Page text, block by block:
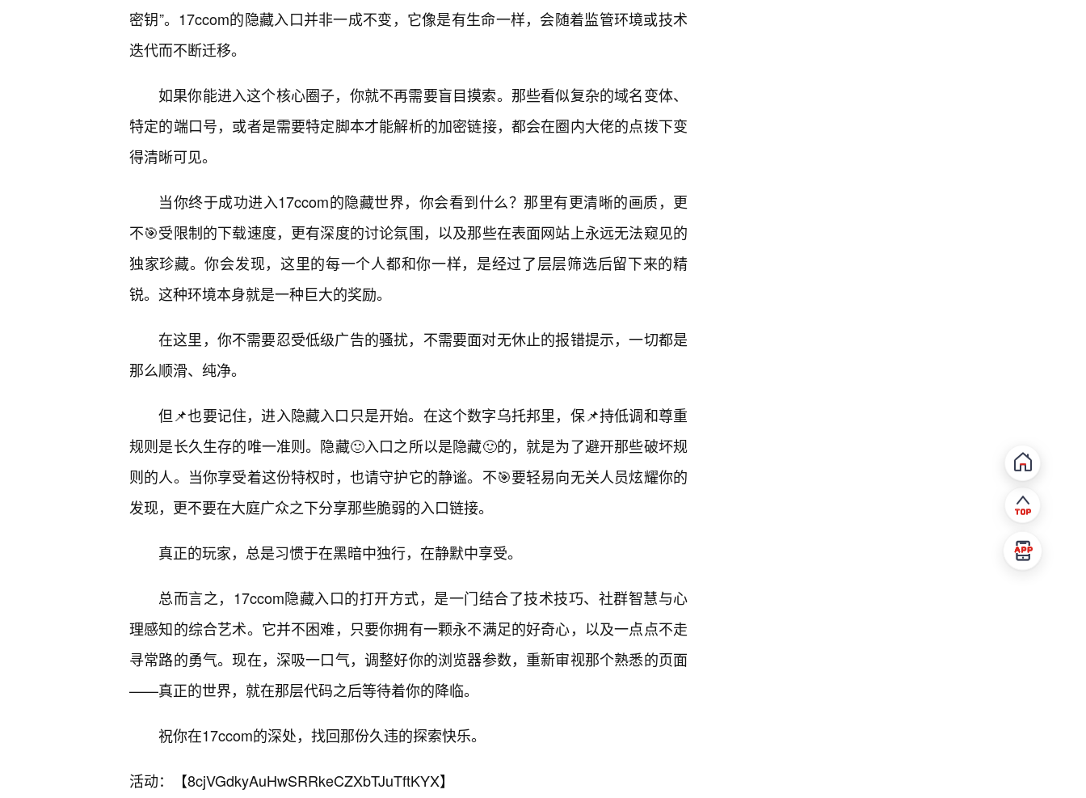
密钥”。17ccom的隐藏入口并非一成不变，它像是有生命一样，会随着监管环境或技术
迭代而不断迁移。
如果你能进入这个核心圈子，你就不再需要盲目摸索。那些看似复杂的域名变体、
特定的端口号，或者是需要特定脚本才能解析的加密链接，都会在圈内大佬的点拨下变
得清晰可见。
当你终于成功进入17ccom的隐藏世界，你会看到什么？那里有更清晰的画质，更
不🎯受限制的下载速度，更有深度的讨论氛围，以及那些在表面网站上永远无法窥见的
独家珍藏。你会发现，这里的每一个人都和你一样，是经过了层层筛选后留下来的精
锐。这种环境本身就是一种巨大的奖励。
在这里，你不需要忍受低级广告的骚扰，不需要面对无休止的报错提示，一切都是
那么顺滑、纯净。
但📌也要记住，进入隐藏入口只是开始。在这个数字乌托邦里，保📌持低调和尊重
规则是长久生存的唯一准则。隐藏🙂入口之所以是隐藏🙂的，就是为了避开那些破坏规
则的人。当你享受着这份特权时，也请守护它的静谧。不🎯要轻易向无关人员炫耀你的
发现，更不要在大庭广众之下分享那些脆弱的入口链接。
真正的玩家，总是习惯于在黑暗中独行，在静默中享受。
总而言之，17ccom隐藏入口的打开方式，是一门结合了技术技巧、社群智慧与心
理感知的综合艺术。它并不困难，只要你拥有一颗永不满足的好奇心，以及一点点不走
寻常路的勇气。现在，深吸一口气，调整好你的浏览器参数，重新审视那个熟悉的页面
——真正的世界，就在那层代码之后等待着你的降临。
祝你在17ccom的深处，找回那份久违的探索快乐。
活动：【8cjVGdkyAuHwSRRkeCZXbTJuTftKYX】